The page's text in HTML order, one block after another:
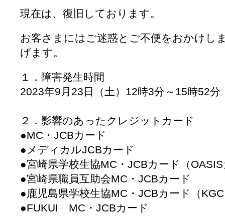
現在は、復旧しております。
お客さまにはご迷惑とご不便をおかけし
げます。
１．障害発生時間
2023年9月23日（土）12時3分～15時52分
２．影響のあったクレジットカード
●MC・JCBカード
●メディカルJCBカード
●宮崎県学校生協MC・JCBカード（
●宮崎県職員互助会MC・JCBカード
●鹿児島県学校生協MC・JCBカード（
●FUKUI MC・JCBカード